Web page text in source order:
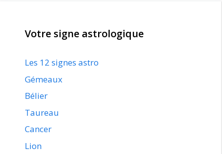
Votre signe astrologique
Les 12 signes astro
Gémeaux
Bélier
Taureau
Cancer
Lion